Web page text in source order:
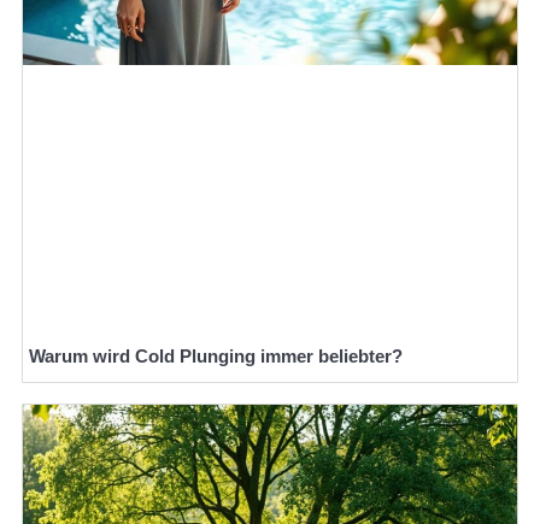
Warum wird Cold Plunging immer beliebter?